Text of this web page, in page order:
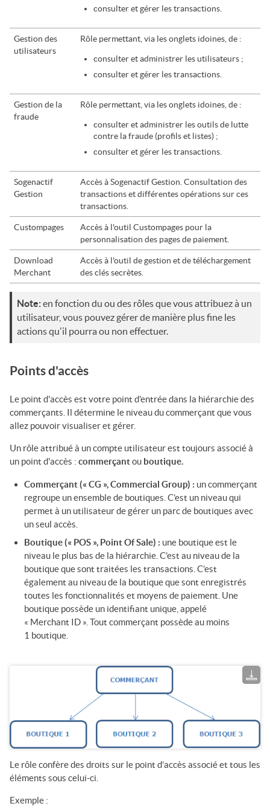
consulter et gérer les transactions.
Gestion des
utilisateurs
Rôle permettant, via les onglets idoines, de :
consulter et administrer les utilisateurs ;
consulter et gérer les transactions.
Gestion de la
fraude
Rôle permettant, via les onglets idoines, de :
consulter et administrer les outils de lutte
contre la fraude (profils et listes) ;
consulter et gérer les transactions.
Sogenactif
Gestion
Accès à Sogenactif Gestion. Consultation des
transactions et différentes opérations sur ces
transactions.
Custompages
Accès à l'outil Custompages pour la
personnalisation des pages de paiement.
Download
Merchant
Accès à l'outil de gestion et de téléchargement
des clés secrètes.
Note:en fonction du ou des rôles que vous attribuez à un
utilisateur, vous pouvez gérer de manière plus fine les
actions qu'il pourra ou non effectuer.
Points d'accès
Le point d'accès est votre point d'entrée dans la hiérarchie des
commerçants. Il détermine le niveau du commerçant que vous
allez pouvoir visualiser et gérer.
Un rôle attribué à un compte utilisateur est toujours associé à
un point d'accès : commerçantou boutique.
Commerçant (« CG », Commercial Group) : un commerçant
regroupe un ensemble de boutiques. C’est un niveau qui
permet à un utilisateur de gérer un parc de boutiques avec
un seul accès.
Boutique (« POS », Point Of Sale) : une boutique est le
niveau le plus bas de la hiérarchie. C’est au niveau de la
boutique que sont traitées les transactions. C’est
également au niveau de la boutique que sont enregistrés
toutes les fonctionnalités et moyens de paiement. Une
boutique possède un identifiant unique, appelé
« Merchant ID ». Tout commerçant possède au moins
1 boutique.
Le rôle confère des droits sur le point d’accès associé et tous les
éléments sous celui-ci.
Exemple :